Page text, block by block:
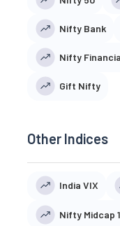
Nifty Bank
Nifty
Gift Nifty
Other Indices
India VIX
Nifty Midcap